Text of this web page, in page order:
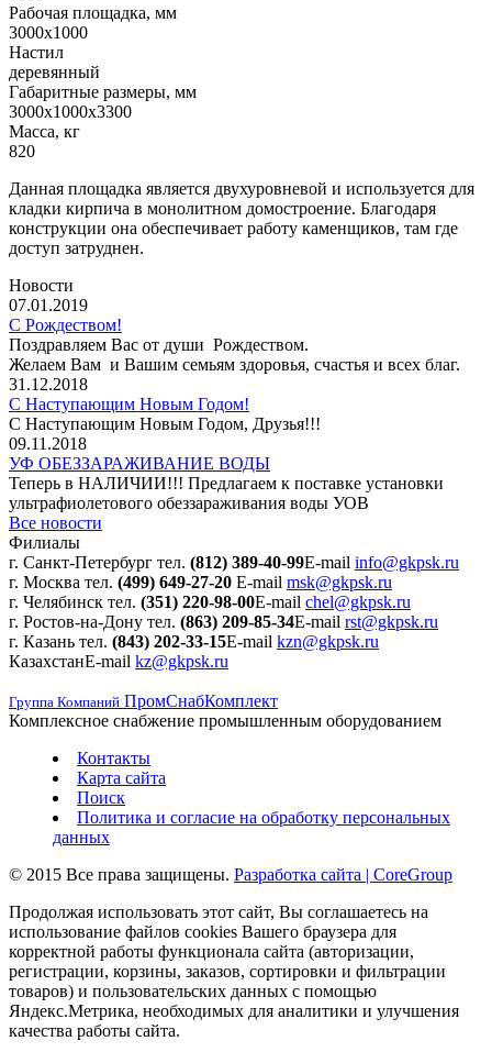
Рабочая площадка, мм
3000х1000
Настил
деревянный
Габаритные размеры, мм
3000х1000х3300
Масса, кг
820
Данная площадка является двухуровневой и используется для
кладки кирпича в монолитном домостроение. Благодаря
конструкции она обеспечивает работу каменщиков, там где
доступ затруднен.
Новости
07.01.2019
С Рождеством!
Поздравляем Вас от души Рождеством.
Желаем Вам и Вашим семьям здоровья, счастья и всех благ.
31.12.2018
С Наступающим Новым Годом!
С Наступающим Новым Годом, Друзья!!!
09.11.2018
УФ ОБЕЗЗАРАЖИВАНИЕ ВОДЫ
Теперь в НАЛИЧИИ!!! Предлагаем к поставке установки
ультрафиолетового обеззараживания воды УОВ
Все новости
Филиалы
г. Санкт-Петербург тел. (812) 389-40-99E-mail info@gkpsk.ru
г. Москва тел. (499) 649-27-20 E-mail msk@gkpsk.ru
г. Челябинск тел. (351) 220-98-00E-mail chel@gkpsk.ru
г. Ростов-на-Дону тел. (863) 209-85-34E-mail rst@gkpsk.ru
г. Казань тел. (843) 202-33-15E-mail kzn@gkpsk.ru
КазахстанE-mail kz@gkpsk.ru
Группа Компаний ПромСнабКомплект
Комплексное снабжение промышленным оборудованием
Контакты
Карта сайта
Поиск
Политика и согласие на обработку персональных
данных
© 2015 Все права защищены. Разработка сайта | CoreGroup
Продолжая использовать этот сайт, Вы соглашаетесь на
использование файлов cookies Вашего браузера для
корректной работы функционала сайта (авторизации,
регистрации, корзины, заказов, сортировки и фильтрации
товаров) и пользовательских данных с помощью
Яндекс.Метрика, необходимых для аналитики и улучшения
качества работы сайта.